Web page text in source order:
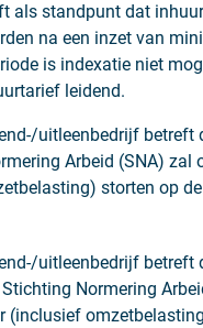
als standpunt dat
na een inzet van
is indexatie niet
leidend.
uitleenbedrijf betreft
Arbeid (SNA) zal
storten op
uitleenbedrijf betreft
Normering
(inclusief